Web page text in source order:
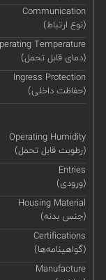
Communication
(نوع ارتباط)
Temperature
(دمای قابل تحمل)
Ingress Protection
(حفاظت داخلی)
Operating Humidity
(رطوبت قابل تحمل)
Entries
(ورودی)
Housing Material
(جنس بدنه)
Certifications
(گواهینامه‌ها)
Manufacture